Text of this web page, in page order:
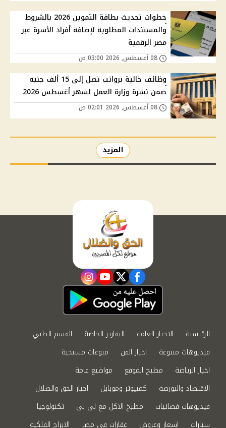
خطوات تحديث بطاقة التموين 2026 بالشروط
والمستندات المطلوبة لإضافة أفراد الأسرة عبر
مصر الرقمية
وظائف خالية برواتب تصل إلى 15 ألف جنيه
ضمن نشرة وزارة العمل لشهر أغسطس 2026
المزيد
facebook
twitter
youtube
instagram
الرئيسية الاخبار العامة التقارير الخاصة
القسم الطبي
فيديوهات متنوعة
اخبار الفن
منوعات مسيحية
اخبار الرياضة
مطبخ الموقع
مواضيع عامة
الاقتصاد والبورصة
كمبيوتر وموبايل
اخبار الحق والضلال
فيديوهات فضائيات
مطبخ الاكل مع لى لى
تكنولوجيا
سيارات
اسعار وعروض عقارات في مصر الابراج الفلكية